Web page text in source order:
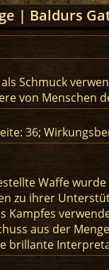
| Baldurs
Schmuck
von Menschen
36;
Waffe
zu ihrer
Kampfes
aus der
brillante